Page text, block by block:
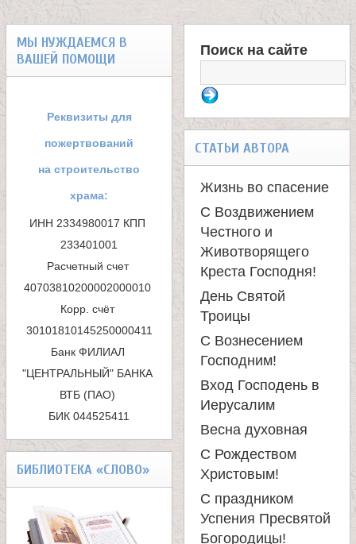
П
а
н
а
МЫ НУЖДАЕМСЯ В
ВАШЕЙ ПОМОЩИ
Реквизиты для
пожертвований
на строительство
храма:
ИНН 2334980017 КПП
233401001
Расчетный счет
40703810200002000010
Корр. счёт
Банк ФИЛИАЛ
"ЦЕНТРАЛЬНЫЙ" БАНКА
ВТБ (ПАО)
БИК 044525411
БИБЛИОТЕКА «СЛОВО»
Ф
о
р
м
а
п
о
и
с
к
а
Поиск на сайте
СТАТЬИ АВТОРА
Жизнь во спасение
С Воздвижением
Честного и
Животворящего
Креста Господня!
День Святой
Троицы
С Вознесением
Господним!
Вход Господень в
Иерусалим
Весна духовная
С Рождеством
Христовым!
С праздником
Успения Пресвятой
Богородицы!